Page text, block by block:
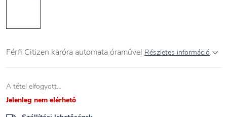
Férfi Citizen karóra automata óraművel Részletes információ
A tétel elfogyott…
Jelenleg nem elérhető